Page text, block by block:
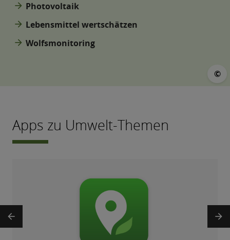
arrow_forward Photovoltaik
arrow_forward Lebensmittel wertschätzen
arrow_forward Wolfsmonitoring
©
Apps zu Umwelt-Themen
arrow_back arrow_forward